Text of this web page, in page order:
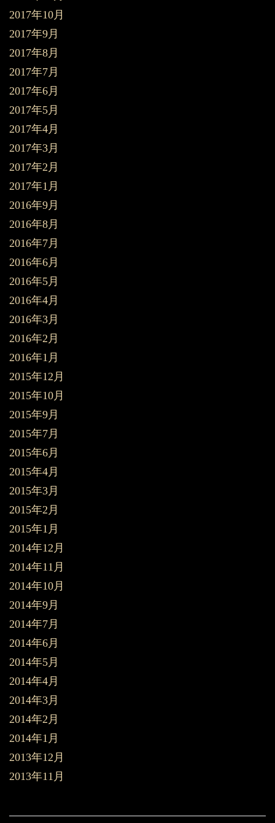
2017年10月
2017年9月
2017年8月
2017年7月
2017年6月
2017年5月
2017年4月
2017年3月
2017年2月
2017年1月
2016年9月
2016年8月
2016年7月
2016年6月
2016年5月
2016年4月
2016年3月
2016年2月
2016年1月
2015年12月
2015年10月
2015年9月
2015年7月
2015年6月
2015年4月
2015年3月
2015年2月
2015年1月
2014年12月
2014年11月
2014年10月
2014年9月
2014年7月
2014年6月
2014年5月
2014年4月
2014年3月
2014年2月
2014年1月
2013年12月
2013年11月